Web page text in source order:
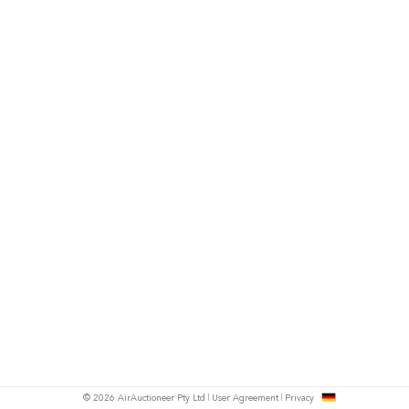
© 2026 AirAuctioneer Pty Ltd User Agreement Privacy